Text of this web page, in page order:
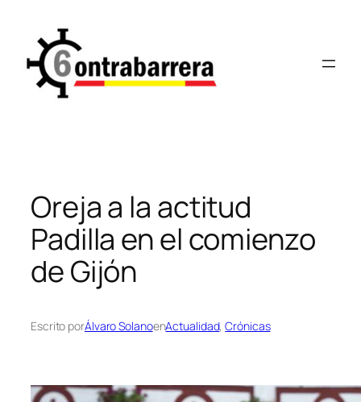
contenido
Oreja a la actitud
Padilla en el comienzo
de Gijón
Escrito porÁlvaro SolanoenActualidad, Crónicas